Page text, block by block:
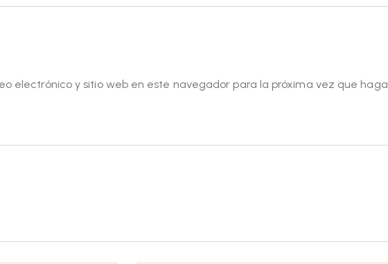
electrónico y sitio web en este navegador para la próxima vez que haga